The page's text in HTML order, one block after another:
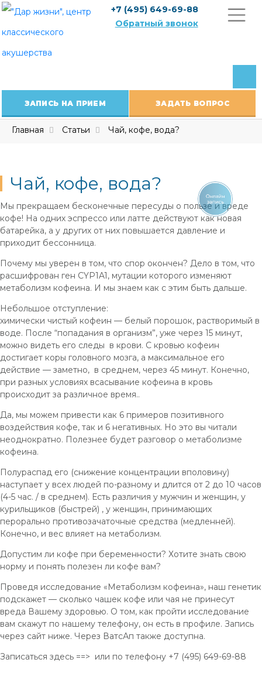
Skip
content
+7 (495) 649-69-88
Обратный звонок
ЗАПИСЬ НА ПРИЕМ ЗАДАТЬ ВОПРОС
Главная Статьи Чай, кофе, вода?
Чай, кофе, вода?
Мы прекращаем бесконечные пересуды о пользе и вреде
кофе! На одних эспрессо или латте действуют как новая
батарейка, а у других от них повышается давление и
приходит бессонница.
Почему мы уверен в том, что спор окончен? Дело в том, что
расшифрован ген CYP1A1, мутации которого изменяют
метаболизм кофеина. И мы знаем как с этим быть дальше.
Небольшое отступление:
химически чистый кофеин — белый порошок, растворимый в
воде. После “попадания в организм”, уже через 15 минут,
можно видеть его следы в крови. С кровью кофеин
достигает коры головного мозга, а максимальное его
действие — заметно, в среднем, через 45 минут. Конечно,
при разных условиях всасывание кофеина в кровь
происходит за различное время..
Да, мы можем привести как 6 примеров позитивного
воздействия кофе, так и 6 негативных. Но это вы читали
неоднократно. Полезнее будет разговор о метаболизме
кофеина.
Полураспад его (снижение концентрации вполовину)
наступает у всех людей по-разному и длится от 2 до 10 часов
(4-5 час. / в среднем). Есть различия у мужчин и женщин, у
курильщиков (быстрей) , у женщин, принимающих
перорально противозачаточные средства (медленней).
Конечно, и вес влияет на метаболизм.
Допустим ли кофе при беременности? Хотите знать свою
норму и понять полезен ли кофе вам?
Проведя исследование «Метаболизм кофеина», наш генетик
подскажет — сколько чашек кофе или чая не принесут
вреда Вашему здоровью. О том, как пройти исследование
вам скажут по нашему телефону, он есть в профиле. Запись
через сайт ниже. Через ВатсАп также доступна.
Записаться здесь ==> или по телефону +7 (495) 649-69-88